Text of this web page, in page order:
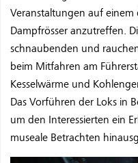
Veranstaltungen auf einem
Dampfrösser anzutreffen.
schnaubenden und
beim Mitfahren am
Kesselwärme und
Das Vorführen der Loks in
um den Interessierten ein
museale Betrachten